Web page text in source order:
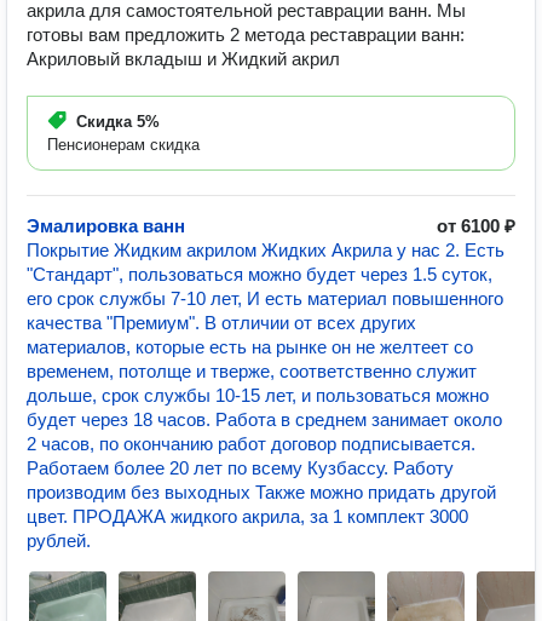
акрила для самостоятельной реставрации ванн. Мы
готовы вам предложить 2 метода реставрации ванн:
Акриловый вкладыш и Жидкий акрил
Скидка 5%
Пенсионерам скидка
Эмалировка ванн
от 6100 ₽
Покрытие Жидким акрилом Жидких Акрила у нас 2. Есть
"Стандарт", пользоваться можно будет через 1.5 суток,
его срок службы 7-10 лет, И есть материал повышенного
качества "Премиум". В отличии от всех других
материалов, которые есть на рынке он не желтеет со
временем, потолще и тверже, соответственно служит
дольше, срок службы 10-15 лет, и пользоваться можно
будет через 18 часов. Работа в среднем занимает около
2 часов, по окончанию работ договор подписывается.
Работаем более 20 лет по всему Кузбассу. Работу
производим без выходных Также можно придать другой
цвет. ПРОДАЖА жидкого акрила, за 1 комплект 3000
рублей.